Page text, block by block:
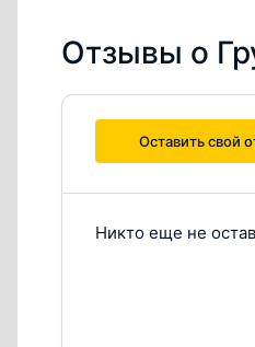
Отзывы о
Оставить свой
Никто еще не